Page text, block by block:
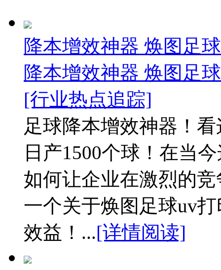
降本增效神器 焕图足
降本增效神器 焕图足
[行业热点追踪]
足球降本增效神器！
日产1500个球！在当
如何让企业在激烈的
一个关于焕图足球uv
效益！...[详情阅读]